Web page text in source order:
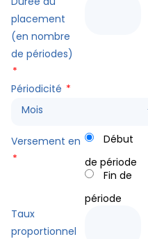
placement
(en nombre
de périodes)
*
Périodicité *
Mois
Versement en
*
Début
de période
Fin de
période
Taux
proportionnel